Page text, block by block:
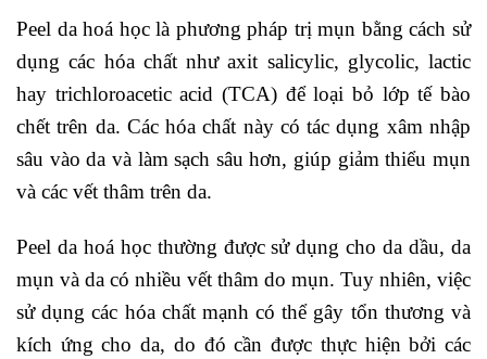
Peel da hoá học là phương pháp trị mụn bằng cách sử
dụng các hóa chất như axit salicylic, glycolic, lactic
hay trichloroacetic acid (TCA) để loại bỏ lớp tế bào
chết trên da. Các hóa chất này có tác dụng xâm nhập
sâu vào da và làm sạch sâu hơn, giúp giảm thiểu mụn
và các vết thâm trên da.
Peel da hoá học thường được sử dụng cho da dầu, da
mụn và da có nhiều vết thâm do mụn. Tuy nhiên, việc
sử dụng các hóa chất mạnh có thể gây tổn thương và
kích ứng cho da, do đó cần được thực hiện bởi các